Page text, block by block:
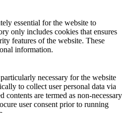
essential for the website to
only includes cookies that ensures
features of the website. These
information.
necessary for the website
to collect user personal data via
contents are termed as non-necessary
user consent prior to running